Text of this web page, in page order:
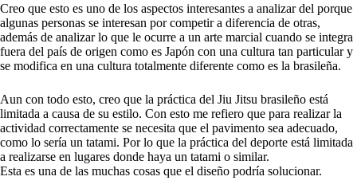
Creo que esto es uno de los aspectos interesantes a analizar del porque
algunas personas se interesan por competir a diferencia de otras,
además de analizar lo que le ocurre a un arte marcial cuando se integra
fuera del país de origen como es Japón con una cultura tan particular y
se modifica en una cultura totalmente diferente como es la brasileña.
Aun con todo esto, creo que la práctica del Jiu Jitsu brasileño está
limitada a causa de su estilo. Con esto me refiero que para realizar la
actividad correctamente se necesita que el pavimento sea adecuado,
como lo sería un tatami. Por lo que la práctica del deporte está limitada
a realizarse en lugares donde haya un tatami o similar.
Esta es una de las muchas cosas que el diseño podría solucionar.